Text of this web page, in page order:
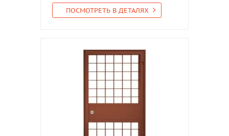
ПОСМОТРЕТЬ В ДЕТАЛЯХ